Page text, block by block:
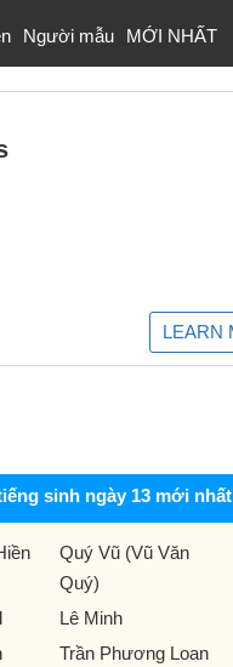
Người mẫu MỚI NHẤT
sinh ngày 13 mới nhất
Quý Vũ (Vũ Văn
Quý)
Lê Minh
Trần Phương Loan